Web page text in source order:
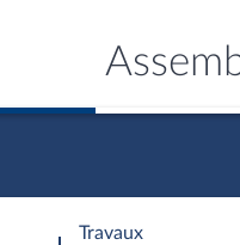
Travaux